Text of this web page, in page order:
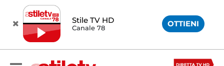
Stile TV HD
Canale 78 OTTIENI